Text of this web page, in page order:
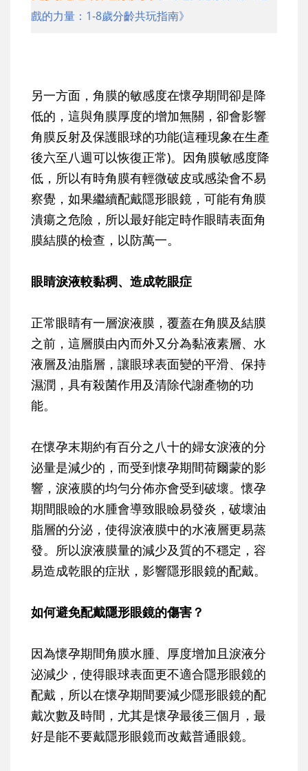
戲的力量：1-8歲分齡共玩指南》
另一方面，角膜的敏感度在懷孕期間卻是降
低的，這與角膜厚度的增加無關，卻會影響
角膜反射及保護眼球的功能(這種現象在生產
後六至八週可以恢復正常)。因角膜敏感度降
低，所以有時角膜有輕微破皮或感染會不易
察覺，如果繼續配戴隱形眼鏡，可能有角膜
潰瘍之危險，所以最好能定時作眼睛表面角
膜結膜的檢查，以防萬一。
眼睛淚液較黏稠、造成乾眼症
正常眼睛有一層淚液膜，覆蓋在角膜及結膜
之前，這層膜由內而外又分為黏液素層、水
液層及油脂層，讓眼球表面變的平滑、保持
濕潤，具有殺菌作用及清除代謝產物的功
能。
在懷孕末期約有百分之八十的婦女淚液的分
泌量是減少的，而受到懷孕期間荷爾蒙的影
響，淚液膜的均勻分佈亦會受到破壞。懷孕
期間眼瞼的水腫會導致眼瞼易發炎，破壞油
脂層的分泌，使得淚液膜中的水液層更易蒸
發。所以淚液膜量的減少及質的不穩定，容
易造成乾眼的症狀，影響隱形眼鏡的配戴。
如何避免配戴隱形眼鏡的傷害？
因為懷孕期間角膜水腫、厚度增加且淚液分
泌減少，使得眼球表面更不適合隱形眼鏡的
配戴，所以在懷孕期間要減少隱形眼鏡的配
戴次數及時間，尤其是懷孕最後三個月，最
好是能不要戴隱形眼鏡而改戴普通眼鏡。